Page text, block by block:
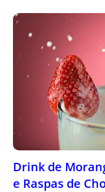
Drink de
e Raspas de